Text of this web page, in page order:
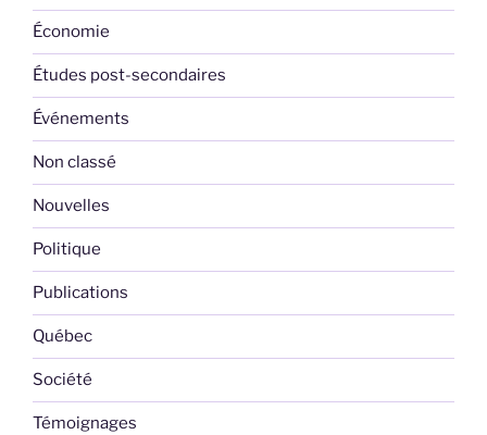
Économie
Études post-secondaires
Événements
Non classé
Nouvelles
Politique
Publications
Québec
Société
Témoignages